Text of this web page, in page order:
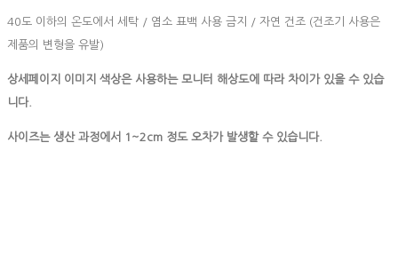
40도 이하의 온도에서 세탁 / 염소 표백 사용 금지 / 자연 건조 (건조기 사용은
제품의 변형을 유발)
상세페이지 이미지 색상은 사용하는 모니터 해상도에 따라 차이가 있을 수 있습
니다.
사이즈는 생산 과정에서 1~2cm 정도 오차가 발생할 수 있습니다.